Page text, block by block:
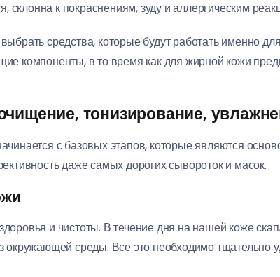
склонна к покраснениям, зуду и аллергическим
средства, которые будут работать именно
компоненты, в то время как для жирной кожи
тонизирование,
с базовых этапов, которые являются
даже самых дорогих сывороток и масок.
и чистоты. В течение дня на нашей коже
среды. Все это необходимо тщательно